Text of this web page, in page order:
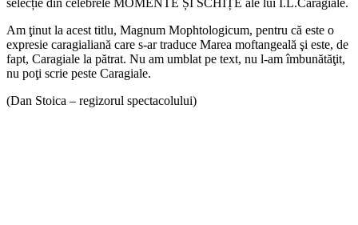
selecție din celebrele MOMENTE ȘI SCHIȚE ale lui I.L.Caragiale.
Am ţinut la acest titlu, Magnum Mophtologicum, pentru că este o
expresie caragialiană care s-ar traduce Marea moftangeală şi este, de
fapt, Caragiale la pătrat. Nu am umblat pe text, nu l-am îmbunătăţit,
nu poţi scrie peste Caragiale.
(Dan Stoica – regizorul spectacolului)